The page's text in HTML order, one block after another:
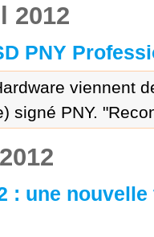
2012
PNY
viennent
signé PNY.
: une